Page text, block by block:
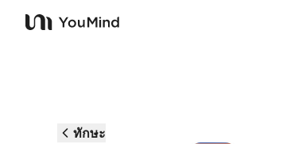
YouMind
ทักษะ